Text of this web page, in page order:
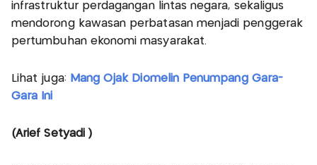
infrastruktur perdagangan lintas negara, sekaligus
mendorong kawasan perbatasan menjadi penggerak
pertumbuhan ekonomi masyarakat.
Lihat juga: Mang Ojak Diomelin Penumpang Gara-
Gara Ini
(Arief Setyadi )